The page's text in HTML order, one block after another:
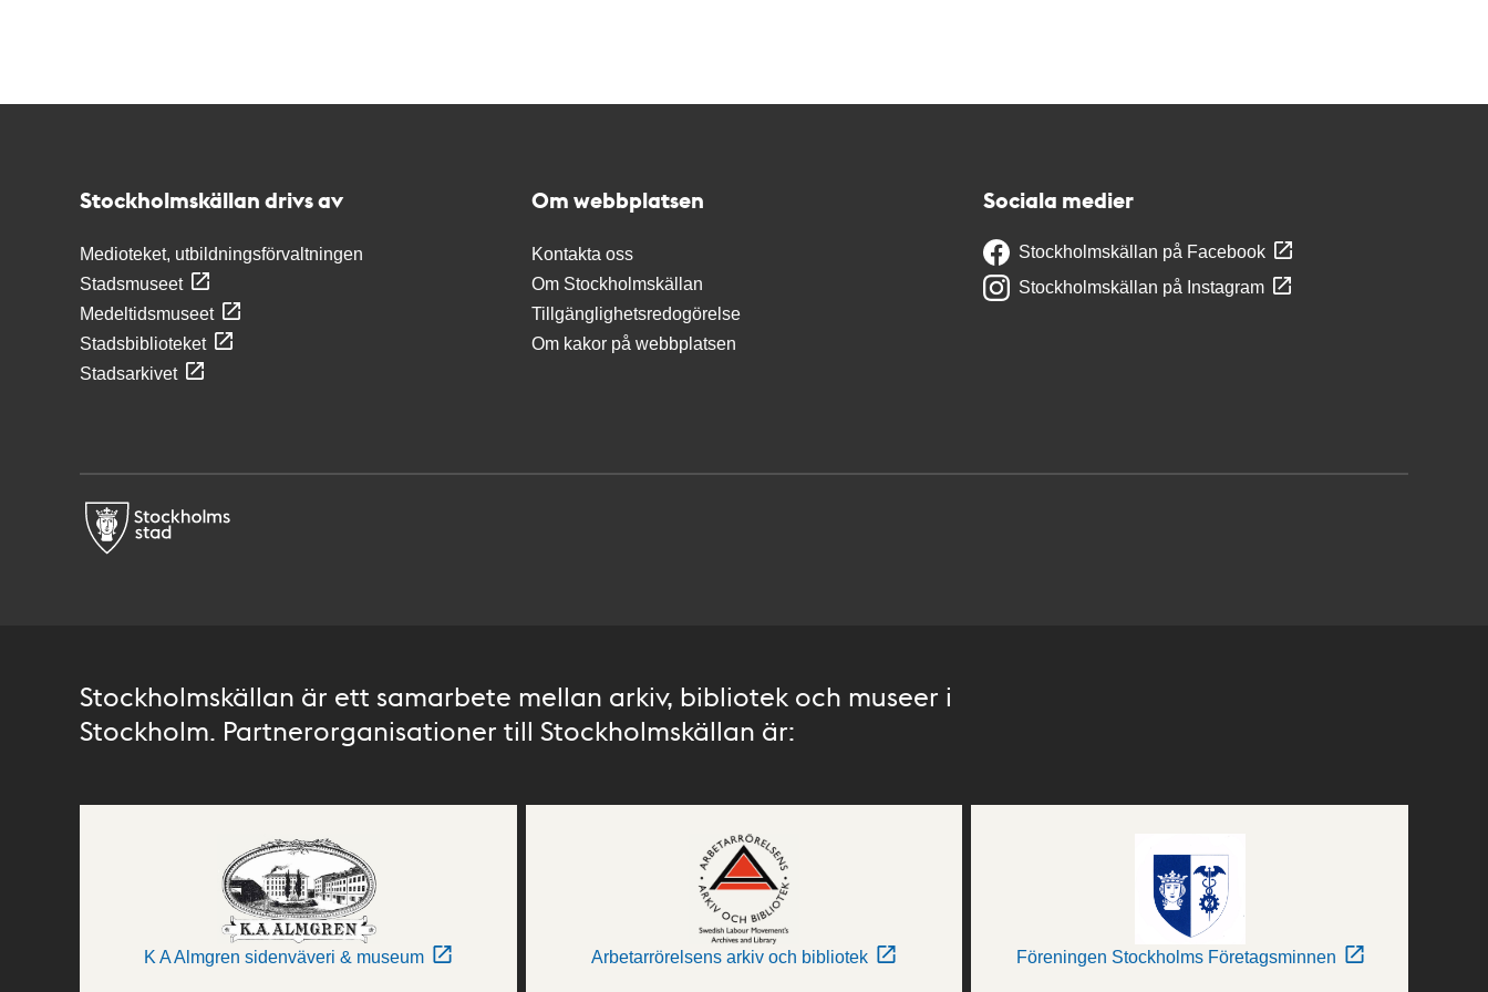
Stockholmskällan drivs av
Medioteket, utbildningsförvaltningen
Stadsmuseet
Medeltidsmuseet
Stadsbiblioteket
Stadsarkivet
Om webbplatsen
Kontakta oss
Om Stockholmskällan
Tillgänglighetsredogörelse
Om kakor på webbplatsen
Sociala medier
Stockholmskällan på Facebook
Stockholmskällan på Instagram
Stockholmskällan är ett samarbete mellan arkiv, bibliotek och museer i
Stockholm. Partnerorganisationer till Stockholmskällan är:
K A Almgren sidenväveri & museum Arbetarrörelsens arkiv och bibliotek Föreningen Stockholms Företagsminnen